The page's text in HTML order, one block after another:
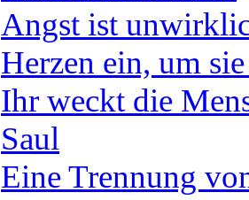
Angst ist
Herzen ein, um
Ihr weckt die
Saul
Eine Trennung